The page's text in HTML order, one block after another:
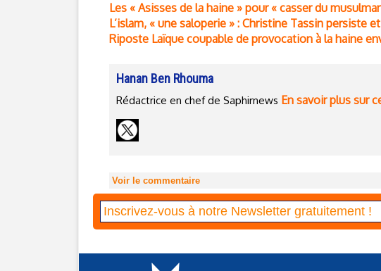
Les « Asisses de la haine » pour « casser du
L’islam, « une saloperie » : Christine Tassin persiste
Riposte Laïque coupable de provocation à la haine
Hanan Ben Rhouma
Rédactrice en chef de Saphirnews En savoir plus sur
Voir le commentaire